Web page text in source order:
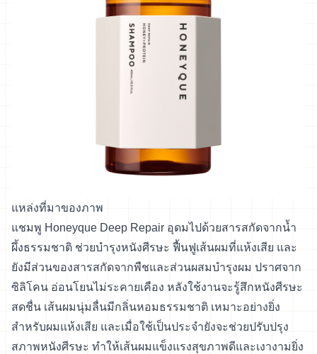
แหล่งที่มาของภาพ
แชมพู Honeyque Deep Repair อุดมไปด้วยสารสกัดจากน้ำ
ผึ้งธรรมชาติ ช่วยบำรุงหนังศีรษะ ฟื้นฟูเส้นผมที่แห้งเสีย และ
ยังมีส่วนของสารสกัดจากพืชและส่วนผสมบำรุงผม ปราศจาก
ซิลิโคน อ่อนโยนไม่ระคายเคือง หลังใช้งานจะรู้สึกหนังศีรษะ
สดชื่น เส้นผมนุ่มลื่นมีกลิ่นหอมธรรมชาติ เหมาะอย่างยิ่ง
สำหรับผมแห้งเสีย และเมื่อใช้เป็นประจำยังจะช่วยปรับปรุง
สภาพหนังศีรษะ ทำให้เส้นผมแข็งแรงสุขภาพดีและเงางามยิ่ง